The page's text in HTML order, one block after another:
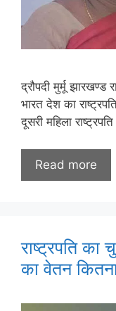
द्रौपदी मुर्मू झारखण्ड
भारत देश का
दूसरी महिला
Read more
राष्ट्रपति का
का वेतन